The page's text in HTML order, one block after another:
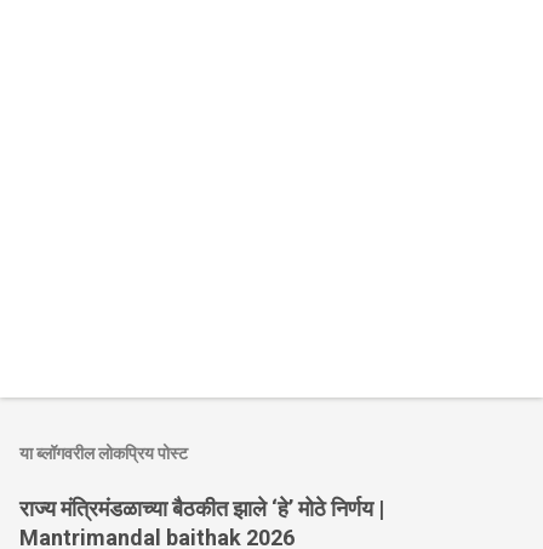
या ब्लॉगवरील लोकप्रिय पोस्ट
राज्य मंत्रिमंडळाच्या बैठकीत झाले ‘हे’ मोठे निर्णय |
Mantrimandal baithak 2026